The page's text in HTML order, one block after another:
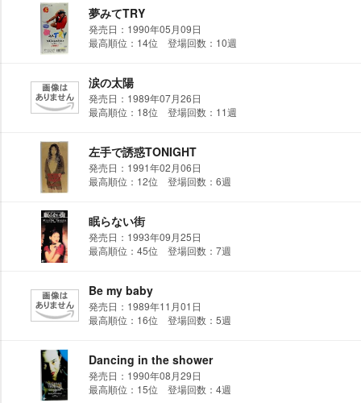
夢みてTRY
発売日：1990年05月09日
最高順位：14位 登場回数：10週
涙の太陽
発売日：1989年07月26日
最高順位：18位 登場回数：11週
左手で誘惑TONIGHT
発売日：1991年02月06日
最高順位：12位 登場回数：6週
眠らない街
発売日：1993年09月25日
最高順位：45位 登場回数：7週
Be my baby
発売日：1989年11月01日
最高順位：16位 登場回数：5週
Dancing in the shower
発売日：1990年08月29日
最高順位：15位 登場回数：4週